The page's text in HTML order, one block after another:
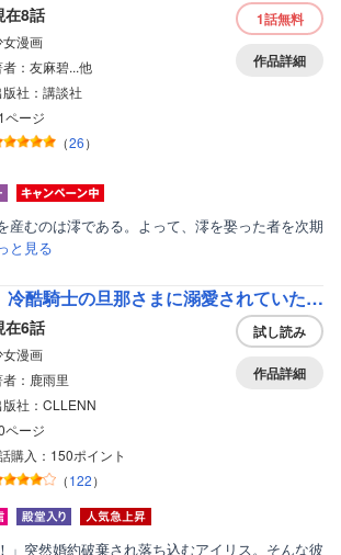
在8話
女漫画
者：友麻碧...他
版社：講談社
ページ
（26）
1話無料
作品詳細
産むのは澪である。よって、澪を娶った者を次期
と見る
離婚するはずが、冷酷騎士の旦那さまに溺愛されていたようです
在6話
女漫画
者：鹿雨里
版社：CLLENN
ページ
購入：150ポイント
（122）
試し読み
作品詳細
」突然婚約破棄され落ち込むアイリス。そんな彼